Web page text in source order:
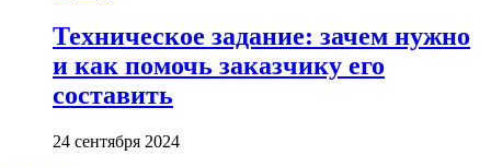
Техническое задание: зачем нужно
и как помочь заказчику его
составить
24 сентября 2024